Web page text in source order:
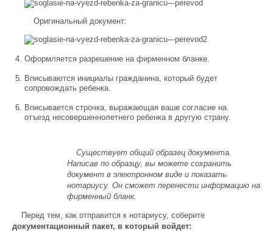
Оригинальный документ:
Оформляется разрешение на фирменном бланке.
Вписываются инициалы гражданина, который будет
сопровождать ребенка.
Вписывается строчка, выражающая ваше согласие на
отъезд несовершеннолетнего ребенка в другую страну.
Существует общий образец документа.
Написав по образцу, вы можете сохранить
документ в электронном виде и показать
нотариусу. Он сможет перенести информацию на
фирменный бланк.
Перед тем, как отправится к нотариусу, соберите
документационный пакет, в который войдет: